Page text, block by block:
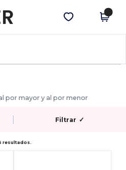
Descargar app
por mayor y al por menor
Filtrar ✓
resultados.